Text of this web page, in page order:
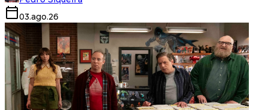
03.ago.26